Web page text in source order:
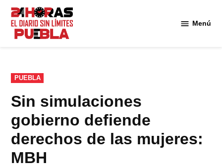
Saltar
contenido
Menú
PUBLICADO
EN
PUEBLA
Sin simulaciones
gobierno defiende
derechos de las mujeres:
MBH